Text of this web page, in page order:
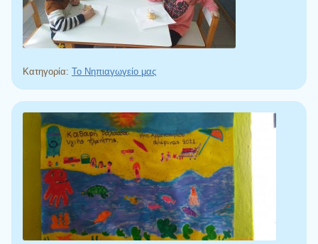
Κατηγορία: Το Νηπιαγωγείο μας